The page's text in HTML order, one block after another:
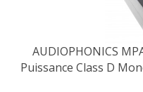
AUDIOPHONICS
Puissance Class D